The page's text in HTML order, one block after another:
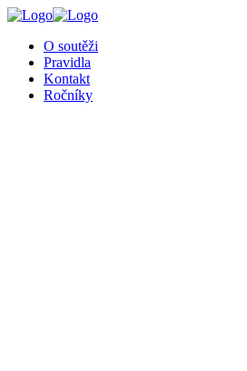
O soutěži
Pravidla
Kontakt
Ročníky